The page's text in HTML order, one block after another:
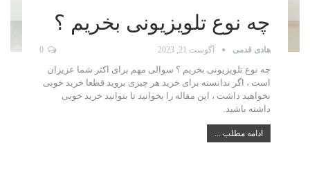
چه نوع تلویزیونی بخریم ؟
هادی قدمی آگوست 21, 2023 0
چه نوع تلویزیونی بخریم ؟ سوالی مهم برای اکثر شما عزیزان
است ، اگر ندانسته برای خرید هر چیزی بروید قطعا خرید خوبی
نخواهید داشت ، این مقاله را بخوانید تا بتوانید خرید خوبی
داشته باشید.
ادامه مطلب ...